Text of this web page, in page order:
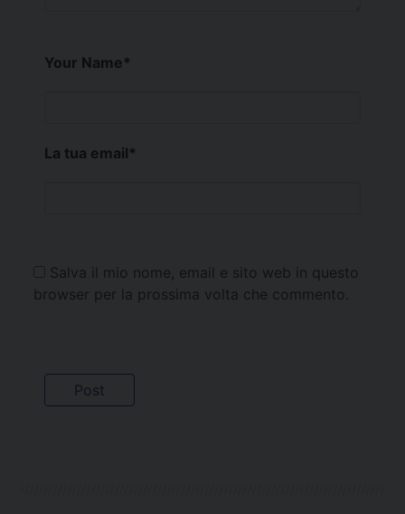
Your Name*
La tua email*
Salva il mio nome, email e sito web in questo
browser per la prossima volta che commento.